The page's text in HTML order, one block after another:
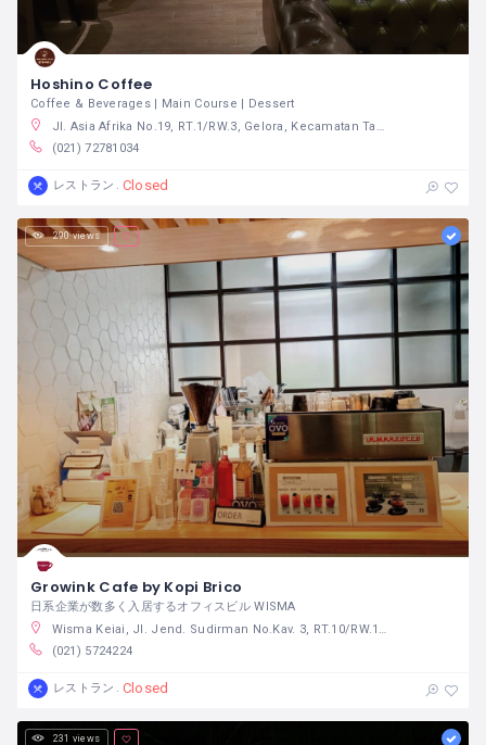
Hoshino Coffee
Coffee & Beverages | Main Course | Dessert
Jl. Asia Afrika No.19, RT.1/RW.3, Gelora, Kecamatan Tanah Abang, Kota Jakarta Pusat, Daerah Khusus Ibukota Jakarta 10270 インドネシア
(021) 72781034
レストラン Closed
290 views
Growink Cafe by Kopi Brico
日系企業が数多く入居するオフィスビル WISMA
Wisma Keiai, Jl. Jend. Sudirman No.Kav. 3, RT.10/RW.11, Karet Tengsin, Kecamatan Tanah Abang, Kota Jakarta Pusat, Daerah Khusus Ibukota Jakarta 10250 インドネシア
(021) 5724224
レストラン Closed
231 views